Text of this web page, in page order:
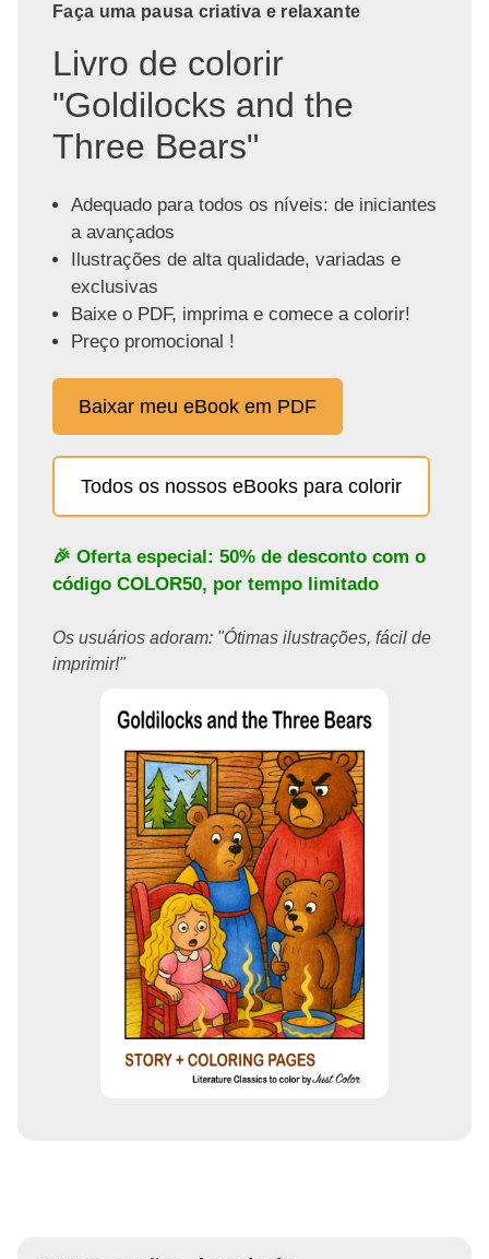
Faça uma pausa criativa e relaxante
Livro de colorir
"Goldilocks and the
Three Bears"
Adequado para todos os níveis: de iniciantes
a avançados
Ilustrações de alta qualidade, variadas e
exclusivas
Baixe o PDF, imprima e comece a colorir!
Preço promocional !
Baixar meu eBook em PDF
Todos os nossos eBooks para colorir
🎉 Oferta especial: 50% de desconto com o
código COLOR50, por tempo limitado
Os usuários adoram: "Ótimas ilustrações, fácil de
imprimir!"